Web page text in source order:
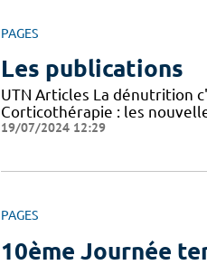
PAGES
Les publications
UTN Articles La dénutrition
Corticothérapie : les
19/07/2024 12:29
PAGES
10ème Journée